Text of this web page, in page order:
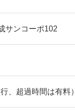
サンコーポ102
、超過時間は有料）